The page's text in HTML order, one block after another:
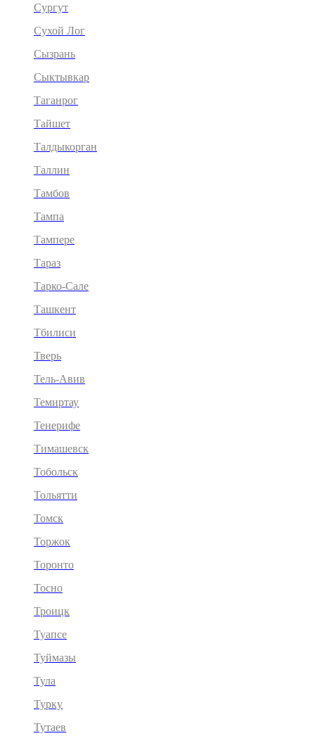
Сургут
Сухой Лог
Сызрань
Сыктывкар
Таганрог
Тайшет
Талдыкорган
Таллин
Тамбов
Тампа
Тампере
Тараз
Тарко-Сале
Ташкент
Тбилиси
Тверь
Тель-Авив
Темиртау
Тенерифе
Тимашевск
Тобольск
Тольятти
Томск
Торжок
Торонто
Тосно
Троицк
Туапсе
Туймазы
Тула
Турку
Тутаев